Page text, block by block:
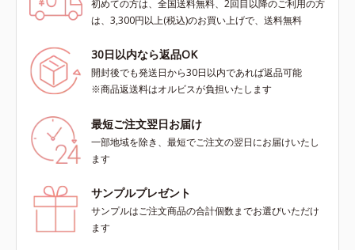
初めての方は、全国送料無料、2回目以降のご利用の方
は、3,300円以上(税込)のお買い上げで、送料無料
30日以内なら返品OK
開封後でも発送日から30日以内であれば返品可能
※商品返送料はオルビスが負担いたします
最短ご注文翌日お届け
一部地域を除き、最短でご注文の翌日にお届けいたし
ます
サンプルプレゼント
サンプルはご注文商品の合計個数までお選びいただけ
ます